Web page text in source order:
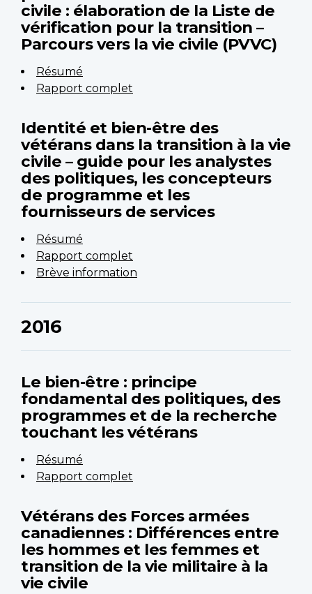
civile : élaboration de la Liste de
vérification pour la transition –
Parcours vers la vie civile (PVVC)
Résumé
Rapport complet
Identité et bien-être des
vétérans dans la transition à la vie
civile – guide pour les analystes
des politiques, les concepteurs
de programme et les
fournisseurs de services
Résumé
Rapport complet
Brève information
2016
Le bien-être : principe
fondamental des politiques, des
programmes et de la recherche
touchant les vétérans
Résumé
Rapport complet
Vétérans des Forces armées
canadiennes : Différences entre
les hommes et les femmes et
transition de la vie militaire à la
vie civile